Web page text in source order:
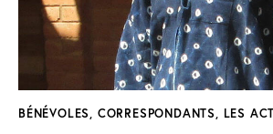
BÉNÉVOLES, CORRESPONDANTS, LES